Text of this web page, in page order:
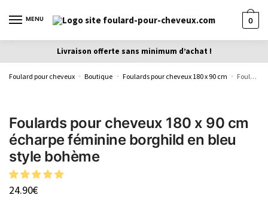
MENU 0
Livraison offerte sans minimum d’achat !
Foulard pour cheveux » Boutique » Foulards pour cheveux 180 x 90 cm » Foulards pour cheveux 180 x 90 cm écharpe féminine borghild en bleu style bohème
Foulards pour cheveux 180 x 90 cm
écharpe féminine borghild en bleu
style bohème
24.90€